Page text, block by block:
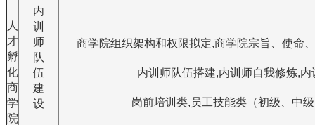
人
才
孵
化
商
学
院
内
训
师
队
伍
建
设
商学院组织架构和权限拟定,商学院宗旨、使命
内训师队伍搭建,内训师自我修炼,
岗前培训类,员工技能类（初级、中